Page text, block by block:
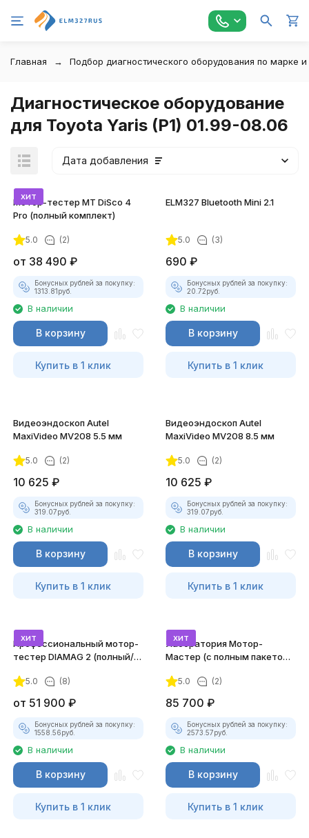
Главная Подбор диагностического оборудования по марке
Диагностическое оборудование
для Toyota Yaris (P1) 01.99-08.06
Дата добавления
хит
Мотор-тестер MT DiSco 4
Pro (полный комплект)
5.0 (2)
от 38 490 ₽
Бонусных рублей за покупку:
1313.81руб.
В наличии
В корзину
Купить в 1 клик
ELM327 Bluetooth Mini 2.1
5.0 (3)
690 ₽
Бонусных рублей за покупку:
20.72руб.
В наличии
В корзину
Купить в 1 клик
Видеоэндоскоп Autel
MaxiVideo MV208 5.5 мм
5.0 (2)
10 625 ₽
Бонусных рублей за покупку:
319.07руб.
В наличии
В корзину
Купить в 1 клик
Видеоэндоскоп Autel
MaxiVideo MV208 8.5 мм
5.0 (2)
10 625 ₽
Бонусных рублей за покупку:
319.07руб.
В наличии
В корзину
Купить в 1 клик
хит
Профессиональный мотор-
тестер DIAMAG 2 (полный/
5.0 (8)
от 51 900 ₽
Бонусных рублей за покупку:
1558.56руб.
В наличии
В корзину
Купить в 1 клик
хит
Лаборатория Мотор-
Мастер (с полным пакетом
5.0 (2)
85 700 ₽
Бонусных рублей за покупку:
2573.57руб.
В наличии
В корзину
Купить в 1 клик